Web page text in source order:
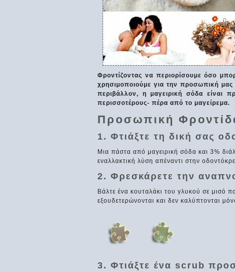
Φροντίζοντας να περιορίσουμε όσο
χρησιμοποιούμε για την προσωπική μας
περιβάλλον, η μαγειρική σόδα είναι
περισσοτέρους- πέρα από το μαγείρεμα.
Προσωπική
1. Φτιάξτε τη δική σας
Μια πάστα από μαγειρική σόδα και 3%
εναλλακτική λύση απέναντι στην
2. Φρεσκάρετε την
Βάλτε ένα κουταλάκι του γλυκού σε μισό
εξουδετερώνονται και δεν καλύπτονται
3. Φτιάξτε ένα scrub